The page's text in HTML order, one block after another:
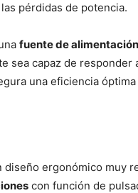
pérdidas de potencia.
fuente de
capaz de responder
una eficiencia
diseño ergonómico muy
con función de